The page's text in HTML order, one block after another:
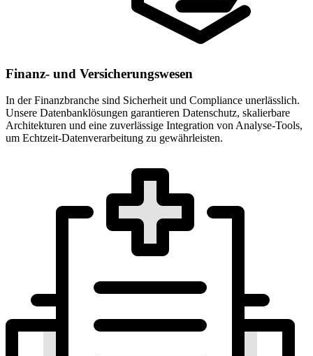
Finanz- und Versicherungswesen
In der Finanzbranche sind Sicherheit und Compliance unerlässlich.
Unsere Datenbanklösungen garantieren Datenschutz, skalierbare
Architekturen und eine zuverlässige Integration von Analyse-Tools,
um Echtzeit-Datenverarbeitung zu gewährleisten.